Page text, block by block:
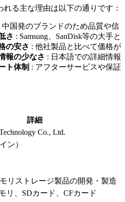
る主な理由は以下の通りです：
中国発のブランドのため品質や信
さ : Samsung、SanDisk等の大手と
の安さ : 他社製品と比べて価格が
報の少なさ : 日本語での詳細情報
ト体制 : アフターサービスや保証
詳細
Co., Ltd.
ン）
リストレージ製品の開発・製造
リ、SDカード、CFカード